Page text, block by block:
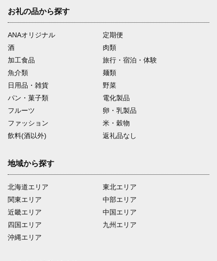
お礼の品から探す
ANAオリジナル
定期便
酒
肉類
加工食品
旅行・宿泊・体験
魚介類
麺類
日用品・雑貨
野菜
パン・菓子類
電化製品
フルーツ
卵・乳製品
ファッション
米・穀物
飲料(酒以外)
返礼品なし
地域から探す
北海道エリア
関東エリア
近畿エリア
四国エリア
沖縄エリア
東北エリア
中部エリア
中国エリア
九州エリア